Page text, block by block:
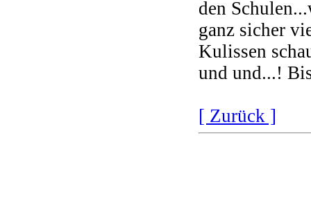
den
ganz sicher
Kulissen
und und...!
[ Zurück ]